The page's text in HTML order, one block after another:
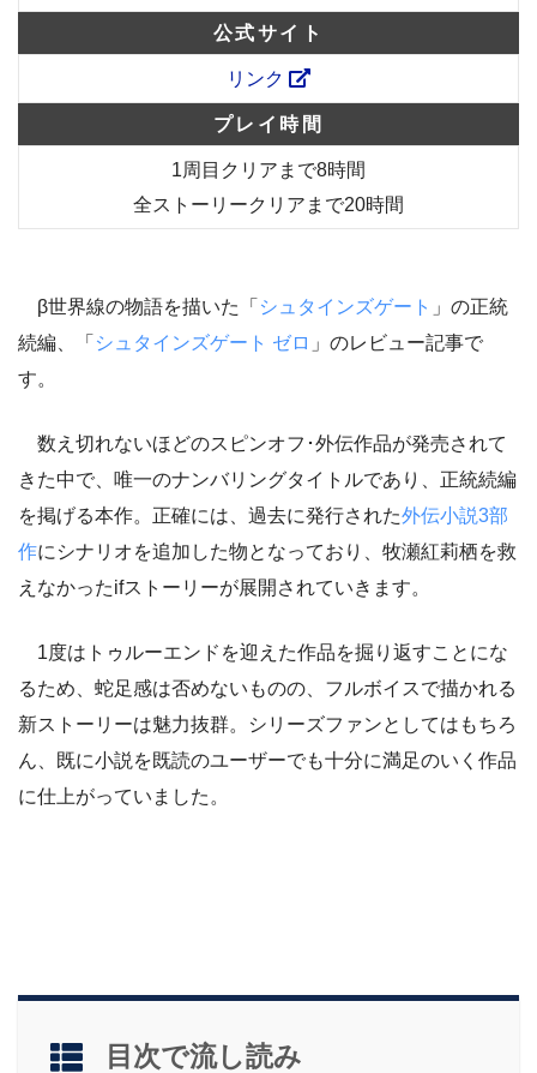
公式サイト
リンク
プレイ時間
1周目クリアまで8時間
全ストーリークリアまで20時間
β世界線の物語を描いた「 シュタインズゲート 」の正統
続編 、「 シュタインズゲート ゼロ 」のレビュー記事で
す。
数え切れないほどのスピンオフ･外伝作品が発売されて
きた中で、唯一のナンバリングタイトルであり、正統続編
を掲げる本作。正確には、過去に発行された外伝小説3部
作にシナリオを追加した物となっており、牧瀬紅莉栖を救
えなかったifストーリーが展開されていきます。
1度はトゥルーエンドを迎えた作品を掘り返すことにな
るため、蛇足感は否めないものの、フルボイスで描かれる
新ストーリーは魅力抜群。シリーズファンとしてはもちろ
ん、既に小説を既読のユーザーでも十分に満足のいく作品
に仕上がっていました。
目次で流し読み